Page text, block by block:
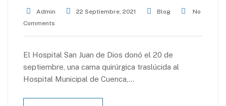
Admin 22 Septiembre, 2021 Blog
No
Comments
El Hospital San Juan de Dios donó el 20 de
septiembre, una cama quirúrgica traslúcida al
Hospital Municipal de Cuenca,…